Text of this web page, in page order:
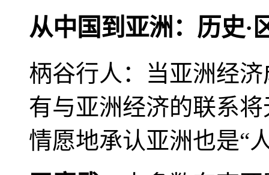
从中国到亚洲：历史·
柄谷行人：当亚洲经
有与亚洲经济的联系
情愿地承认亚洲也是“